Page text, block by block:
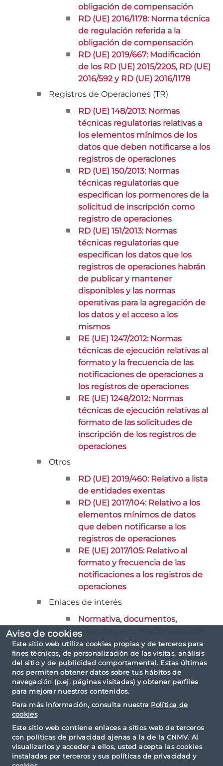
Aviso de cookies
Este sitio web utiliza cookies propias y de terceros para
fines técnicos, de personalización de las visitas, análisis
del sitio y de publicidad comportamental. Estas últimas
nos permiten obtener datos sobre tus hábitos de
navegación (p.ej. páginas visitadas) y obtener perfiles
para mejorar nuestros contenidos.
Para más información, consulta nuestra Política de
cookies
Este sitio web contiene enlaces a sitios web de terceros
con políticas de privacidad ajenas a la de la CNMV. Al
visualizarlos y acceder a ellos, usted acepta las cookies
instaladas por terceros y sus políticas de privacidad y
obligación de compensación
RD (UE) 2016/1178: Norma técnica
de regulación referida a la
obligación de compensación
RD (UE) 2019/667: Modificación
de los RD (UE) 2015/2205, RD (UE)
2016/592 y RD (UE) 2016/1178
Registros de Operaciones (TR)
RD (UE) 148/2013: Normas
técnicas regulatorias relativas a
los elementos mínimos de los
datos que deben notificarse a los
registros de operaciones
RD (UE) 150/2013: Normas
técnicas regulatorias que
especifican los pormenores de la
solicitud de inscripción como
registro de operaciones
RD (UE) 151/2013: Normas
técnicas regulatorias que
especifican los datos que los
registros de operaciones habrán
de publicar y mantener
disponibles y las normas
operativas para la agregación de
los datos y el acceso a los
mismos
RE (UE) 1247/2012: Normas
técnicas de ejecución relativas al
formato y la frecuencia de las
notificaciones de operaciones a
los registros de operaciones
RE (UE) 1248/2012: Normas
técnicas de ejecución relativas al
formato de las solicitudes de
inscripción de los registros de
operaciones
Otros
RD (UE) 2019/460: Relativo a lista
de entidades exentas
RD (UE) 2017/104: Relativo a los
elementos mínimos de datos
que deben notificarse a los
registros de operaciones
RE (UE) 2017/105: Relativo al
formato y frecuencia de las
notificaciones a los registros de
operaciones
Enlaces de interés
Normativa, documentos,
consultas, etc., relacionadas con
EMIR en ESMA
Acceso completo y actualizado
de RTS e ITS de EMIR de la
Comisión Europea